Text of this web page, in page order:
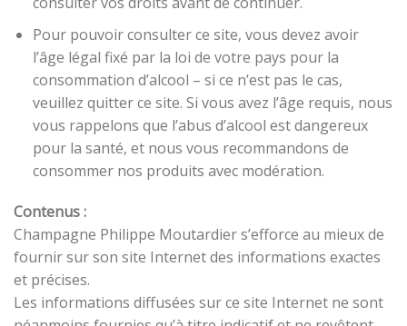
Pour pouvoir consulter ce site, vous devez avoir
l’âge légal fixé par la loi de votre pays pour la
consommation d’alcool – si ce n’est pas le cas,
veuillez quitter ce site. Si vous avez l’âge requis, nous
vous rappelons que l’abus d’alcool est dangereux
pour la santé, et nous vous recommandons de
consommer nos produits avec modération.
Contenus :
Champagne Philippe Moutardier s’efforce au mieux de
fournir sur son site Internet des informations exactes
et précises.
Les informations diffusées sur ce site Internet ne sont